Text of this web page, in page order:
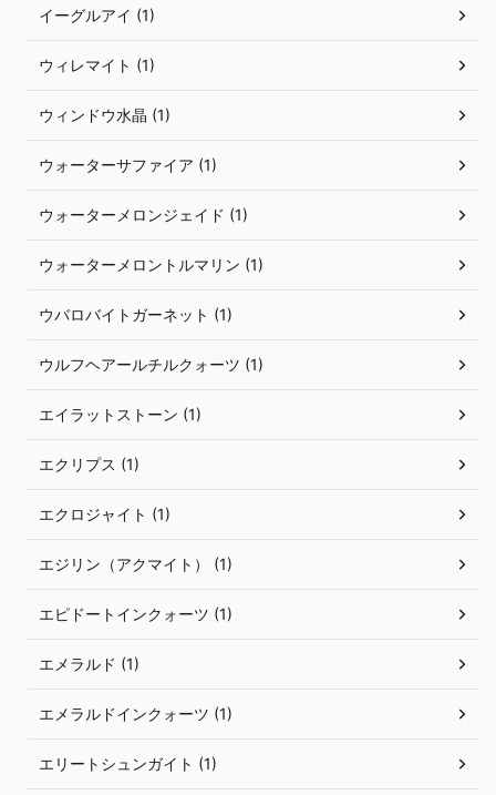
イーグルアイ (1)
ウィレマイト (1)
ウィンドウ水晶 (1)
ウォーターサファイア (1)
ウォーターメロンジェイド (1)
ウォーターメロントルマリン (1)
ウバロバイトガーネット (1)
ウルフヘアールチルクォーツ (1)
エイラットストーン (1)
エクリプス (1)
エクロジャイト (1)
エジリン（アクマイト） (1)
エピドートインクォーツ (1)
エメラルド (1)
エメラルドインクォーツ (1)
エリートシュンガイト (1)